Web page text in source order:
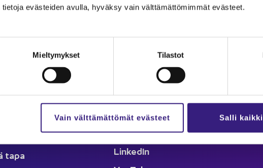
eväs­tei­den avul­la, hy­väk­sy vain vält­tä­mät­tö­mim­mät eväs­teet.
Mieltymykset Tilastot
Vain välttämättömät evästeet Salli
ja ta­pah­tu­mat
tapa
Kes­kus­te­lu
Seu­raa meitä
Face­book
Lin­ke­dIn